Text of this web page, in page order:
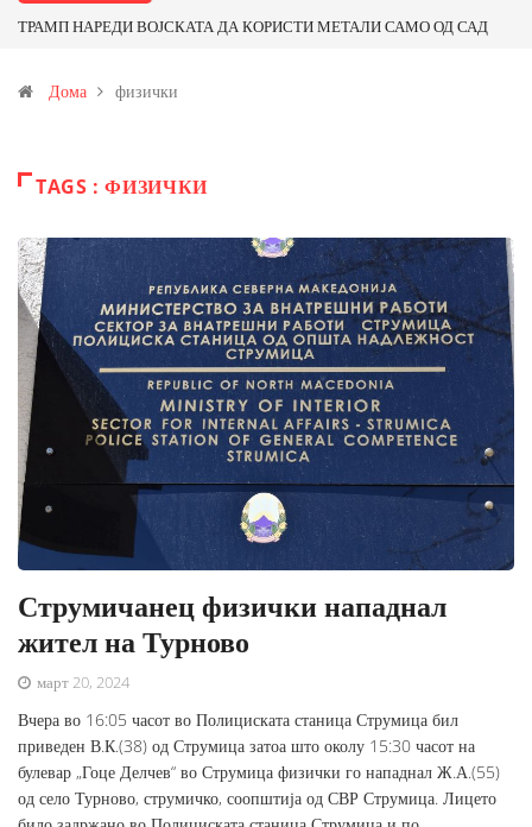
ТРАМП НАРЕДИ ВОЈСКАТА ДА КОРИСТИ МЕТАЛИ САМО ОД САД
Иловица и со антимонот?
Дома физички
TAGS : ФИЗИЧКИ
Струмичанец физички нападнал
жител на Турново
март 20, 2024
Вчера во 16:05 часот во Полициската станица Струмица бил
приведен В.К.(38) од Струмица затоа што околу 15:30 часот на
булевар „Гоце Делчев“ во Струмица физички го нападнал Ж.А.(55)
од село Турново, струмичко, соопштија од СВР Струмица. Лицето